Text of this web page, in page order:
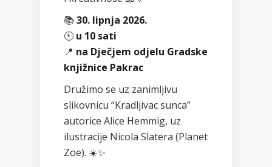
📚30. lipnja 2026.
🕙 u 10 sati
📍 na Dječjem odjelu Gradske
knjižnice Pakrac
Družimo se uz zanimljivu
slikovnicu “Kradljivac sunca”
autorice Alice Hemmig, uz
ilustracije Nicola Slatera (Planet
Zoe). ☀️✨